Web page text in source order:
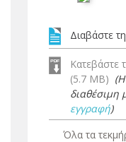
Διαβάστε
Κατεβάστε
(5.7 MB)
διαθέσιμη
εγγραφή)
Όλα τα